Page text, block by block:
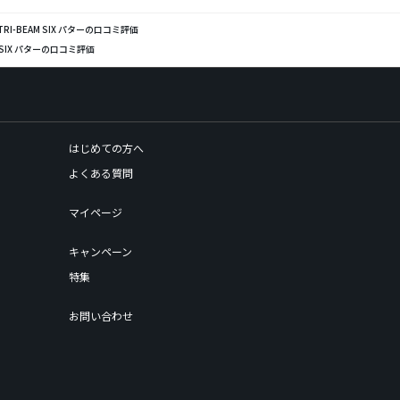
BEAM SIX パターの口コミ評価
パターの口コミ評価
はじめての方へ
よくある質問
マイページ
キャンペーン
特集
お問い合わせ